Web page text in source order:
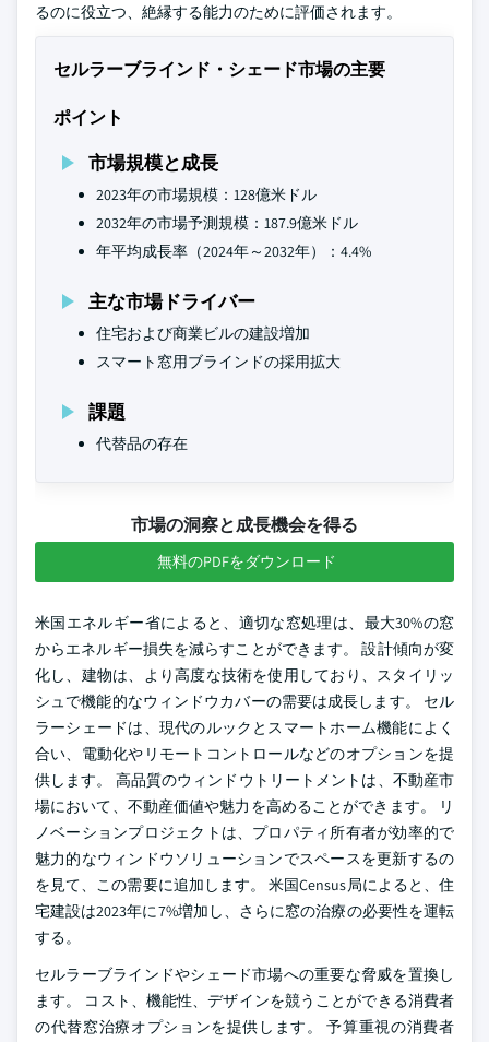
るのに役立つ、絶縁する能力のために評価されます。
セルラーブラインド・シェード市場の主要
ポイント
市場規模と成長
2023年の市場規模：128億米ドル
2032年の市場予測規模：187.9億米ドル
年平均成長率（2024年～2032年）：4.4%
主な市場ドライバー
住宅および商業ビルの建設増加
スマート窓用ブラインドの採用拡大
課題
代替品の存在
市場の洞察と成長機会を得る
無料のPDFをダウンロード
米国エネルギー省によると、適切な窓処理は、最大30%の窓
からエネルギー損失を減らすことができます。 設計傾向が変
化し、建物は、より高度な技術を使用しており、スタイリッ
シュで機能的なウィンドウカバーの需要は成長します。 セル
ラーシェードは、現代のルックとスマートホーム機能によく
合い、電動化やリモートコントロールなどのオプションを提
供します。 高品質のウィンドウトリートメントは、不動産市
場において、不動産価値や魅力を高めることができます。 リ
ノベーションプロジェクトは、プロパティ所有者が効率的で
魅力的なウィンドウソリューションでスペースを更新するの
を見て、この需要に追加します。 米国Census局によると、住
宅建設は2023年に7%増加し、さらに窓の治療の必要性を運転
する。
セルラーブラインドやシェード市場への重要な脅威を置換し
ます。 コスト、機能性、デザインを競うことができる消費者
の代替窓治療オプションを提供します。 予算重視の消費者